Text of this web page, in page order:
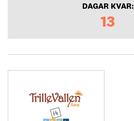
DAGAR KVAR:
13